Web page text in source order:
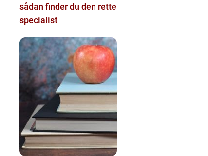
sådan finder du den rette
specialist